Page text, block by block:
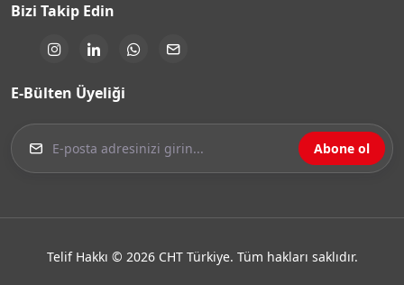
Bizi Takip Edin
E-Bülten Üyeliği
Abone ol
Telif Hakkı © 2026 CHT Türkiye. Tüm hakları saklıdır.